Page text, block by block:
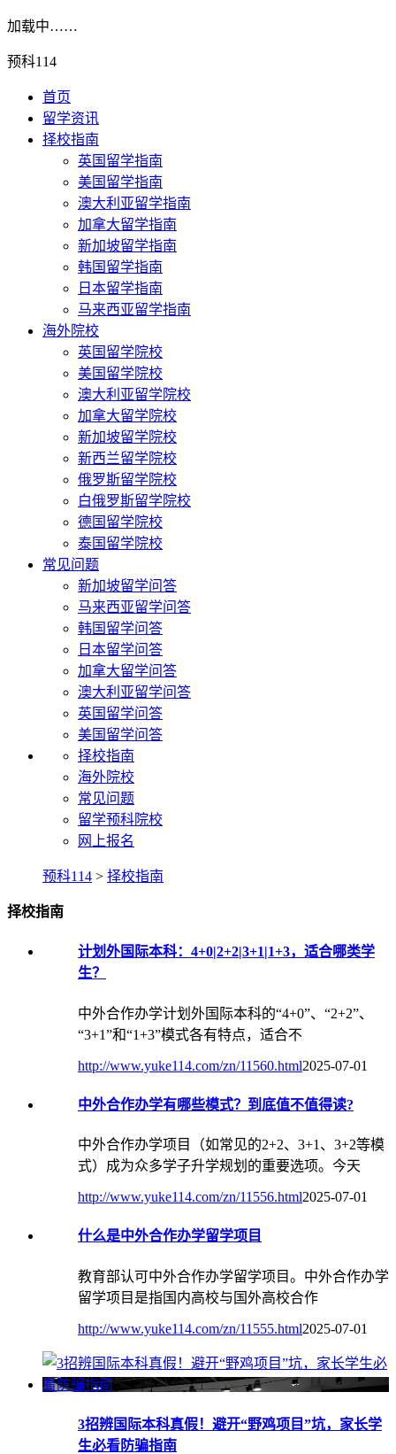
加载中……
预科114
首页
留学资讯
择校指南
英国留学指南
美国留学指南
澳大利亚留学指南
加拿大留学指南
新加坡留学指南
韩国留学指南
日本留学指南
马来西亚留学指南
海外院校
英国留学院校
美国留学院校
澳大利亚留学院校
加拿大留学院校
新加坡留学院校
新西兰留学院校
俄罗斯留学院校
白俄罗斯留学院校
德国留学院校
泰国留学院校
常见问题
新加坡留学问答
马来西亚留学问答
韩国留学问答
日本留学问答
加拿大留学问答
澳大利亚留学问答
英国留学问答
美国留学问答
择校指南
海外院校
常见问题
留学预科院校
网上报名
预科114 > 择校指南
择校指南
计划外国际本科：4+0|2+2|3+1|1+3，适合哪类学
生？
中外合作办学计划外国际本科的“4+0”、“2+2”、
“3+1”和“1+3”模式各有特点，适合不
http://www.yuke114.com/zn/11560.html2025-07-01
中外合作办学有哪些模式？到底值不值得读?
中外合作办学项目（如常见的2+2、3+1、3+2等模
式）成为众多学子升学规划的重要选项。今天
http://www.yuke114.com/zn/11556.html2025-07-01
什么是中外合作办学留学项目
教育部认可中外合作办学留学项目‌。中外合作办学
留学项目是指国内高校与国外高校合作
http://www.yuke114.com/zn/11555.html2025-07-01
3招辨国际本科真假！避开“野鸡项目”坑，家长学
生必看防骗指南